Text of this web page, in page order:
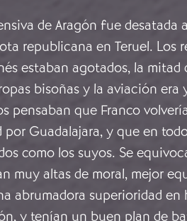
de Aragón fue desatada
republicana en Teruel. Los
estaban agotados, la mitad
bisoñas y la aviación era
pensaban que Franco
por Guadalajara, y que en
como los suyos. Se
muy altas de moral, mejor
abrumadora superioridad
y tenían un buen plan de